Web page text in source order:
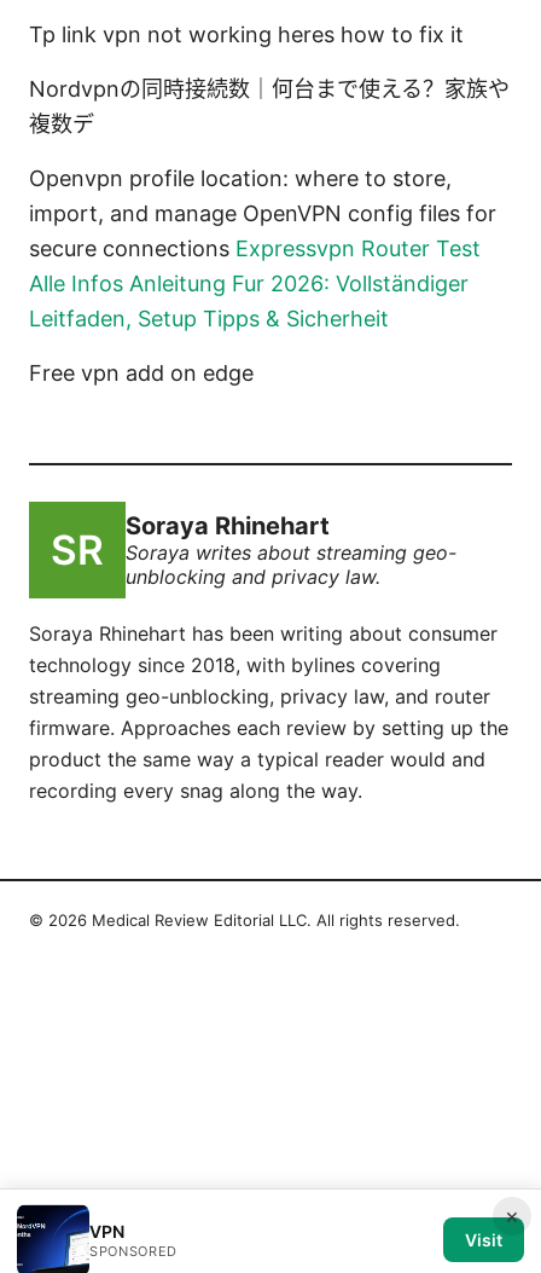
Tp link vpn not working heres how to fix it
Nordvpnの同時接続数｜何台まで使える？家族や
複数デ
Openvpn profile location: where to store,
import, and manage OpenVPN config files for
secure connections Expressvpn Router Test
Alle Infos Anleitung Fur 2026: Vollständiger
Leitfaden, Setup Tipps & Sicherheit
Free vpn add on edge
Soraya Rhinehart
Soraya writes about streaming geo-
unblocking and privacy law.
Soraya Rhinehart has been writing about consumer
technology since 2018, with bylines covering
streaming geo-unblocking, privacy law, and router
firmware. Approaches each review by setting up the
product the same way a typical reader would and
recording every snag along the way.
×
VPN
SPONSORED
Visit
© 2026 Medical Review Editorial LLC. All rights reserved.